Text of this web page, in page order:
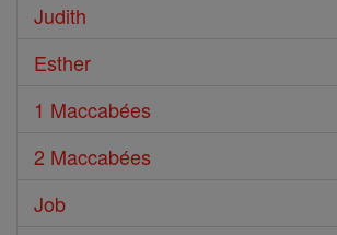
Judith
Esther
1 Maccabées
2 Maccabées
Job